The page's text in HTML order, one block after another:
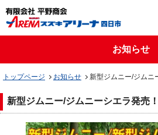
お知らせ
トップページ お知らせ 新型ジムニー/ジムニ
新型ジムニー/ジムニーシエラ発売！